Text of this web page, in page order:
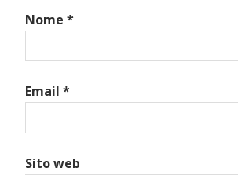
Nome *
Email *
Sito web